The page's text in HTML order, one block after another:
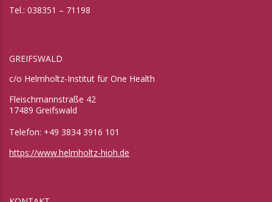
Tel.: 038351 – 71198
GREIFSWALD
c/o Helmholtz-Institut für One Health
Fleischmannstraße 42
17489 Greifswald
Telefon: +49 3834 3916 101
https://www.helmholtz-hioh.de